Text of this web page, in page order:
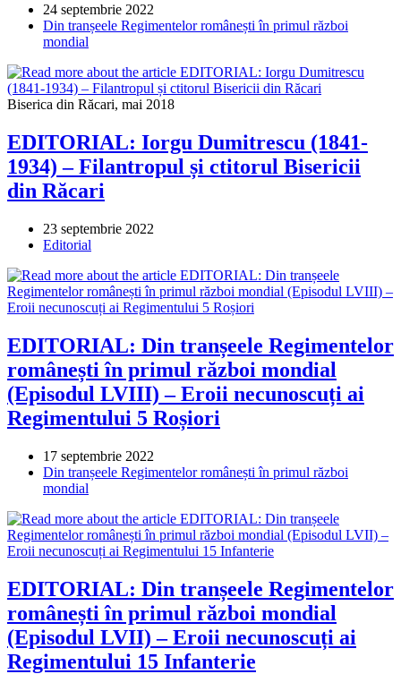
Post
published:
24 septembrie 2022
Post
category:
Din tranșeele Regimentelor românești în primul război
mondial
Biserica din Răcari, mai 2018
EDITORIAL: Iorgu Dumitrescu (1841-
1934) – Filantropul și ctitorul Bisericii
din Răcari
Post
published:
23 septembrie 2022
Post
Editorial
EDITORIAL: Din tranșeele Regimentelor
românești în primul război mondial
(Episodul LVIII) – Eroii necunoscuți ai
Regimentului 5 Roșiori
Post
published:
17 septembrie 2022
Post
category:
Din tranșeele Regimentelor românești în primul război
mondial
EDITORIAL: Din tranșeele Regimentelor
românești în primul război mondial
(Episodul LVII) – Eroii necunoscuți ai
Regimentului 15 Infanterie